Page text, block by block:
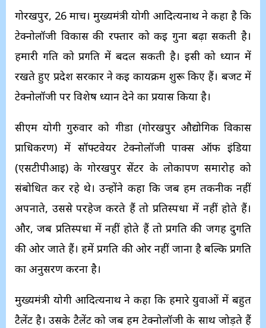
गोरखपुर, 26 मार्च। मुख्यमंत्री योगी आदित्यनाथ ने कहा है कि
टेक्नोलॉजी विकास की रफ्तार को कई गुना बढ़ा सकती है।
हमारी गति को प्रगति में बदल सकती है। इसी को ध्यान में
रखते हुए प्रदेश सरकार ने कई कार्यक्रम शुरू किए हैं। बजट में
टेक्नोलॉजी पर विशेष ध्यान देने का प्रयास किया है।
सीएम योगी गुरुवार को गीडा (गोरखपुर औद्योगिक विकास
प्राधिकरण) में सॉफ्टवेयर टेक्नोलॉजी पार्क्स ऑफ इंडिया
(एसटीपीआई) के गोरखपुर सेंटर के लोकार्पण समारोह को
संबोधित कर रहे थे। उन्होंने कहा कि जब हम तकनीक नहीं
अपनाते, उससे परहेज करते हैं तो प्रतिस्पर्धा में नहीं होते हैं।
और, जब प्रतिस्पर्धा में नहीं होते हैं तो प्रगति की जगह दुर्गति
की ओर जाते हैं। हमें प्रगति की ओर नहीं जाना है बल्कि प्रगति
का अनुसरण करना है।
मुख्यमंत्री योगी आदित्यनाथ ने कहा कि हमारे युवाओं में बहुत
टैलेंट है। उसके टैलेंट को जब हम टेक्नोलॉजी के साथ जोड़ते हैं